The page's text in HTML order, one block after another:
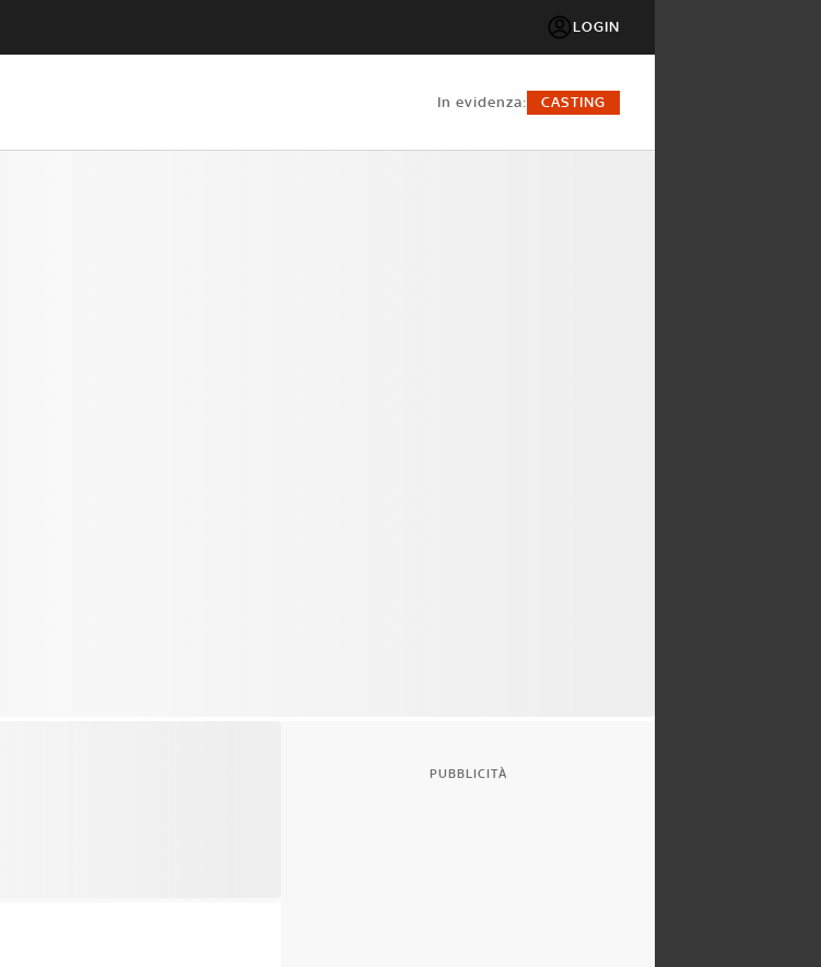
LOGIN
in evidenza: CASTING
PUBBLICITÀ